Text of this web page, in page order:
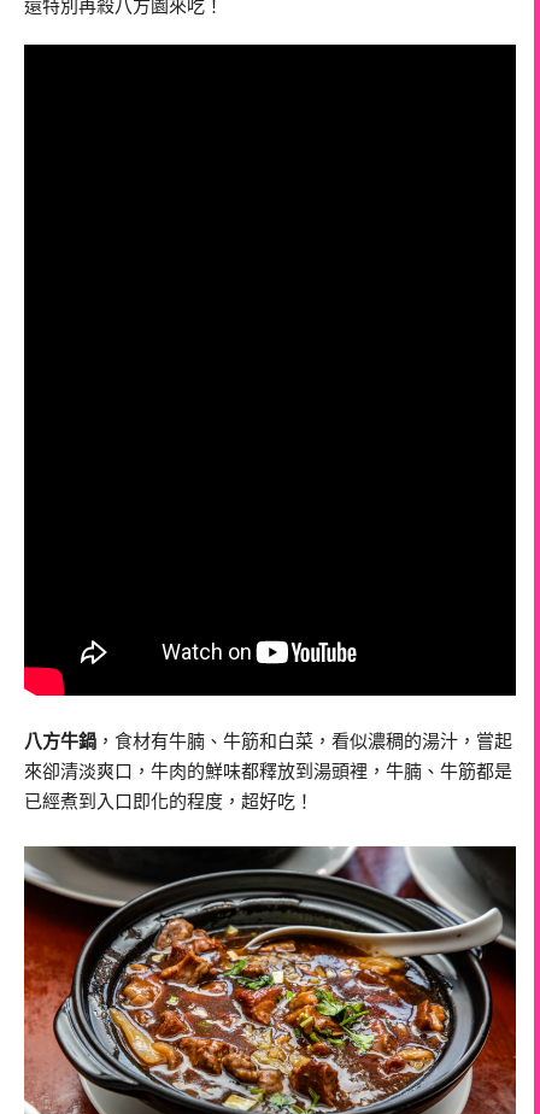
還特別再殺八方園來吃！
八方牛鍋 ，食材有牛腩、牛筋和白菜，看似濃稠的湯汁，嘗起
來卻清淡爽口，牛肉的鮮味都釋放到湯頭裡，牛腩、牛筋都是
已經煮到入口即化的程度，超好吃！